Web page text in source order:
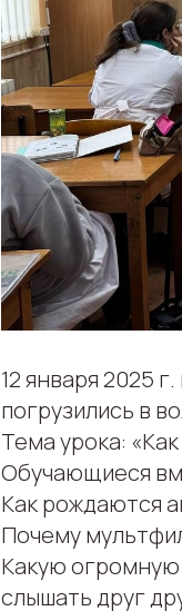
12 января 2025
погрузились в
Тема урока:
Обучающиеся
Как рождаются
Почему
Какую
слышать друг